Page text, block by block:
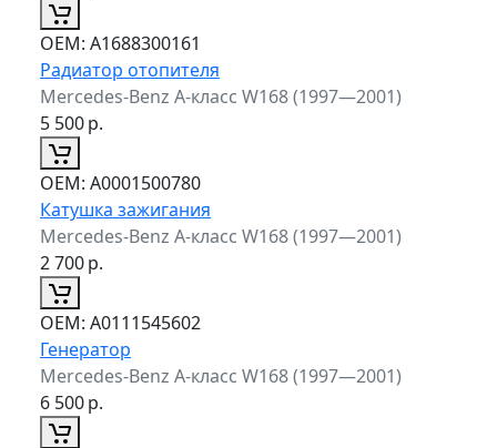
ОЕМ: A1688300161
Радиатор отопителя
Mercedes-Benz A-класс W168 (1997—2001)
5 500р.
ОЕМ: A0001500780
Катушка зажигания
Mercedes-Benz A-класс W168 (1997—2001)
2 700р.
ОЕМ: A0111545602
Генератор
Mercedes-Benz A-класс W168 (1997—2001)
6 500р.